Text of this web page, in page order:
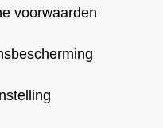
voorwaarden